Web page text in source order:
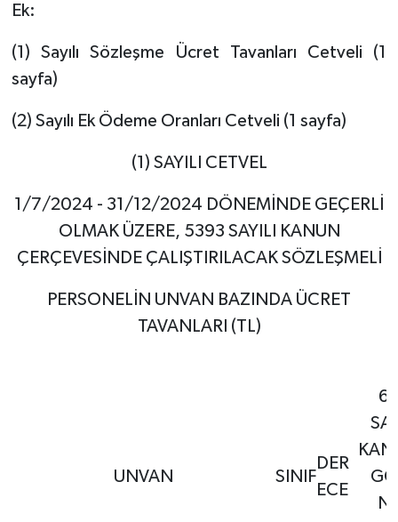
Ek:
(1) Sayılı Sözleşme Ücret Tavanları Cetveli (1
sayfa)
(2) Sayılı Ek Ödeme Oranları Cetveli (1 sayfa)
(1) SAYILI CETVEL
1/7/2024 - 31/12/2024 DÖNEMİNDE GEÇERLİ
OLMAK ÜZERE, 5393 SAYILI KANUN
ÇERÇEVESİNDE ÇALIŞTIRILACAK SÖZLEŞMELİ
PERSONELİN UNVAN BAZINDA ÜCRET
TAVANLARI (TL)
UNVAN SINIF
DER
ECE